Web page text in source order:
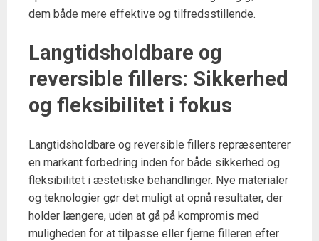
dem både mere effektive og tilfredsstillende.
Langtidsholdbare og
reversible fillers: Sikkerhed
og fleksibilitet i fokus
Langtidsholdbare og reversible fillers repræsenterer
en markant forbedring inden for både sikkerhed og
fleksibilitet i æstetiske behandlinger. Nye materialer
og teknologier gør det muligt at opnå resultater, der
holder længere, uden at gå på kompromis med
muligheden for at tilpasse eller fjerne filleren efter